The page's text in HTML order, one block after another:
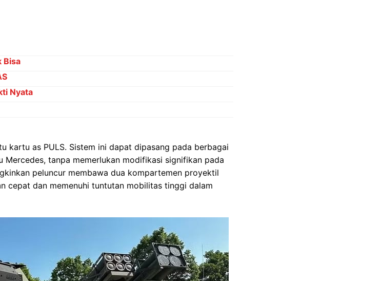
Bisa
Nyata
kartu as PULS. Sistem ini dapat dipasang pada berbagai
Mercedes, tanpa memerlukan modifikasi signifikan pada
peluncur membawa dua kompartemen proyektil
cepat dan memenuhi tuntutan mobilitas tinggi dalam